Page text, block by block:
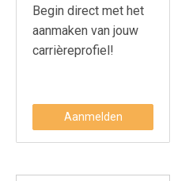
Begin direct met het
aanmaken van jouw
carrièreprofiel!
Aanmelden